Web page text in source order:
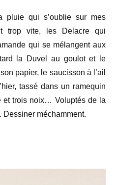
pluie qui s’oublie sur mes
trop vite, les Delacre qui
qui se mélangent aux
la Duvel au goulot et le
papier, le saucisson à l’ail
tassé dans un ramequin
et trois noix… Voluptés de la
Dessiner méchamment.